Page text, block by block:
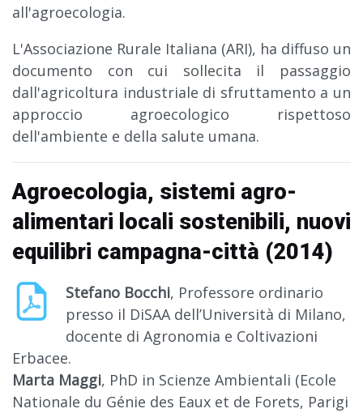
all'agroecologia.
L'Associazione Rurale Italiana (ARI), ha diffuso un
documento con cui sollecita il passaggio
dall'agricoltura industriale di sfruttamento a un
approccio agroecologico rispettoso
dell'ambiente e della salute umana.
Agroecologia, sistemi agro-
alimentari locali sostenibili, nuovi
equilibri campagna-città (2014)
Stefano Bocchi, Professore ordinario
presso il DiSAA dell’Università di Milano,
docente di Agronomia e Coltivazioni
Erbacee.
Marta Maggi, PhD in Scienze Ambientali (Ecole
Nationale du Génie des Eaux et de Forets, Parigi